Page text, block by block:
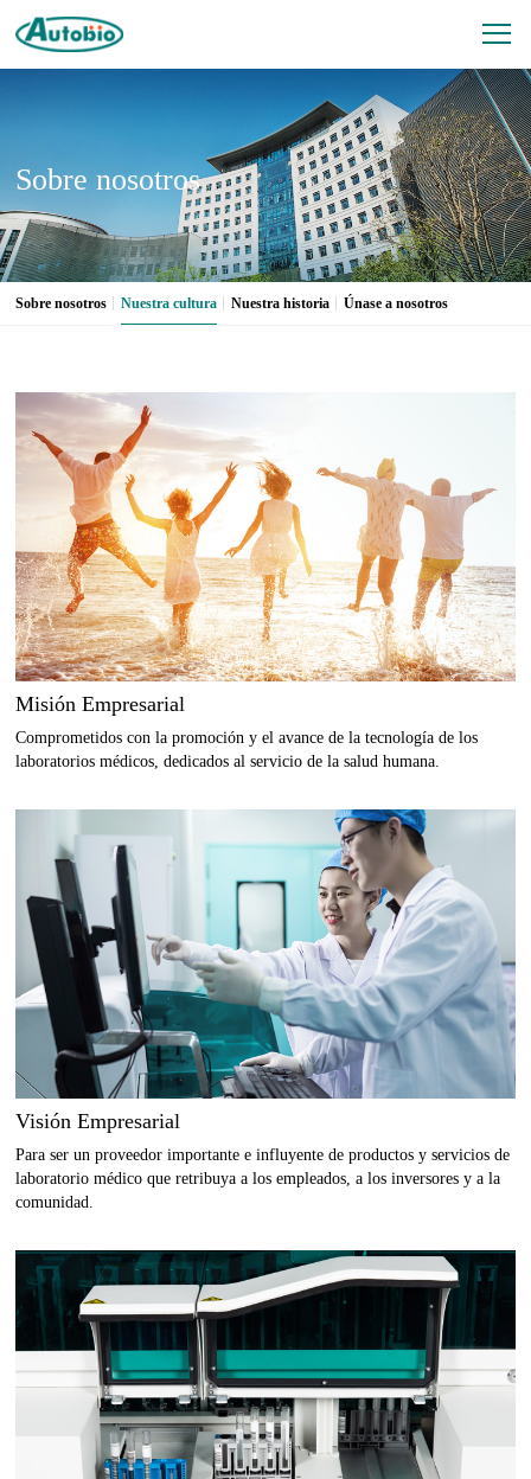
Sobre nosotros
Sobre nosotros Nuestra cultura Nuestra historia Únase a nosotros
Misión Empresarial
Comprometidos con la promoción y el avance de la tecnología de los
laboratorios médicos, dedicados al servicio de la salud humana.
Visión Empresarial
Para ser un proveedor importante e influyente de productos y servicios de
laboratorio médico que retribuya a los empleados, a los inversores y a la
comunidad.